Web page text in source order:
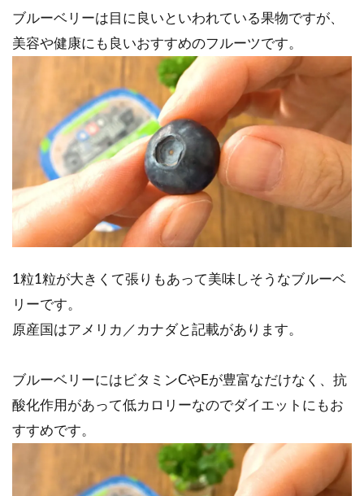
ブルーベリーは目に良いといわれている果物ですが、
美容や健康にも良いおすすめのフルーツです。
1粒1粒が大きくて張りもあって美味しそうなブルーベ
リーです。
原産国はアメリカ／カナダと記載があります。
ブルーベリーにはビタミンCやEが豊富なだけなく、抗
酸化作用があって低カロリーなのでダイエットにもお
すすめです。